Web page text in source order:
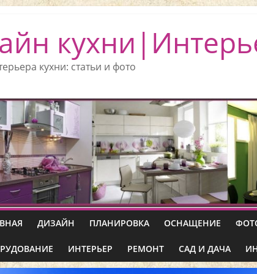
кухни: статьи и фото
ДИЗАЙН ПЛАНИРОВКА ОСНАЩЕНИЕ
ИНТЕРЬЕР РЕМОНТ САД И ДАЧА